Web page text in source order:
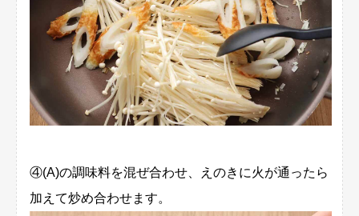
④(A)の調味料を混ぜ合わせ、えのきに火が通ったら
加えて炒め合わせます。